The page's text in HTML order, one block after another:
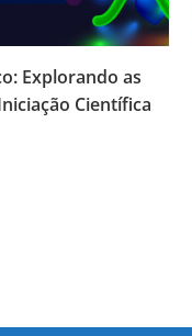
Explorando as
Científica